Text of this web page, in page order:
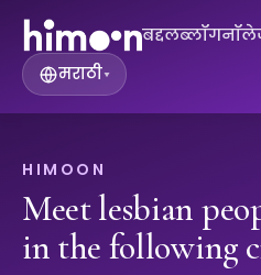
बद्दलब्लॉग
मराठी▾
HIMOON
Meet lesbian
in the following